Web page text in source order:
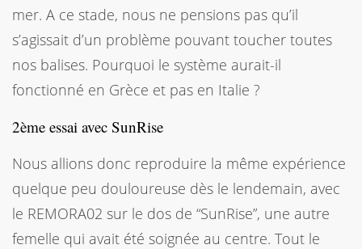
mer. A ce stade, nous ne pensions pas qu’il
s’agissait d’un problème pouvant toucher toutes
nos balises. Pourquoi le système aurait-il
fonctionné en Grèce et pas en Italie ?
2ème essai avec SunRise
Nous allions donc reproduire la même expérience
quelque peu douloureuse dès le lendemain, avec
le REMORA02 sur le dos de “SunRise”, une autre
femelle qui avait été soignée au centre. Tout le